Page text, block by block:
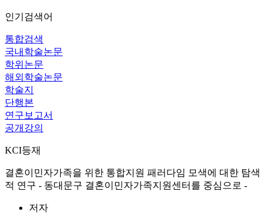
인기검색어
통합검색
국내학술논문
학위논문
해외학술논문
학술지
단행본
연구보고서
공개강의
KCI등재
결혼이민자가족을 위한 통합지원 패러다임 모색에 대한 탐색
적 연구 - 동대문구 결혼이민자가족지원센터를 중심으로 -
저자